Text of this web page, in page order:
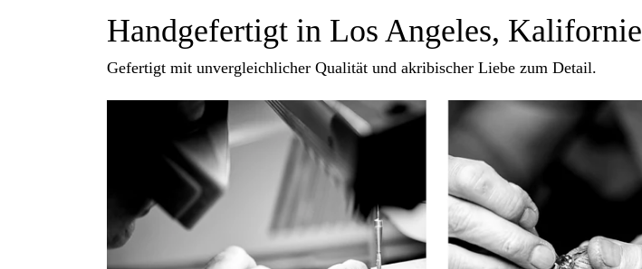
Handgefertigt in Los Angeles,
Gefertigt mit unvergleichlicher Qualität und akribischer Liebe zum Detail.